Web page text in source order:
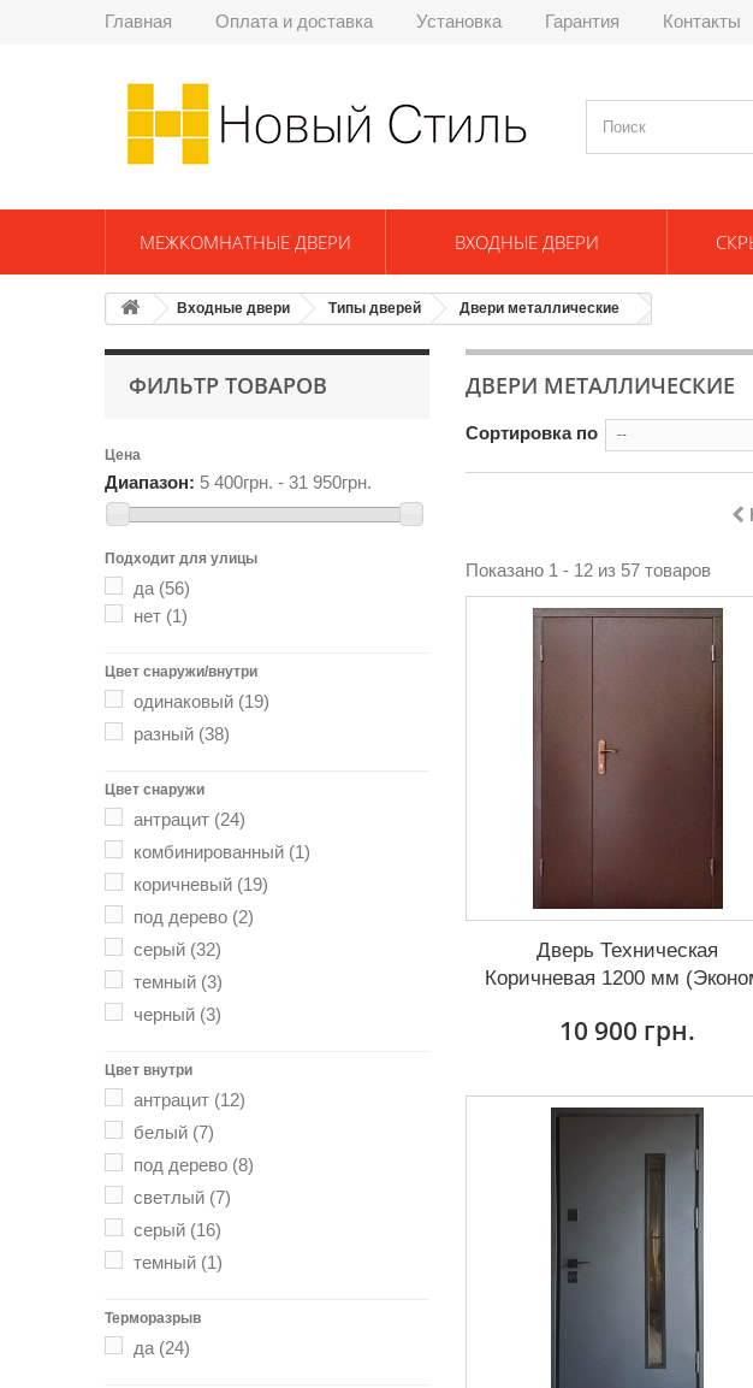
Главная Оплата и доставка Установка Гарантия Контакты
МЕЖКОМНАТНЫЕ ДВЕРИ ВХОДНЫЕ ДВЕРИ
Входные двери Типы дверей Двери металлические
ФИЛЬТР ТОВАРОВ
Цена
Диапазон: 5 400грн. - 31 950грн.
Подходит для улицы
да (56)
нет (1)
Цвет снаружи/внутри
одинаковый (19)
разный (38)
Цвет снаружи
антрацит (24)
комбинированный (1)
коричневый (19)
под дерево (2)
серый (32)
темный (3)
черный (3)
Цвет внутри
антрацит (12)
белый (7)
под дерево (8)
светлый (7)
серый (16)
темный (1)
Терморазрыв
да (24)
ДВЕРИ МЕТАЛЛИЧЕСКИЕ
Сортировка по --
Показано 1 - 12 из 57 товаров
Дверь Техническая
Коричневая 1200 мм
10 900 грн.